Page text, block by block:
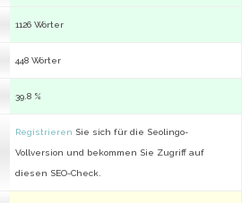
1126 Wörter
448 Wörter
39.8 %
Registrieren Sie sich für die Seolingo-
Vollversion und bekommen Sie Zugriff auf
diesen SEO-Check.